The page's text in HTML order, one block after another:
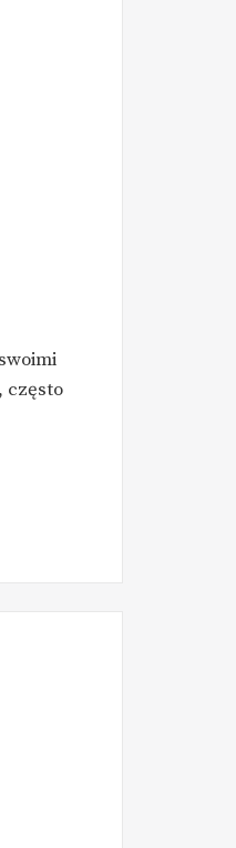
często